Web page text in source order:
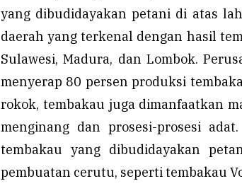
yang dibudidayakan petani di atas
daerah yang terkenal dengan hasil
Sulawesi, Madura, dan Lombok.
menyerap 80 persen produksi
rokok, tembakau juga dimanfaatkan
menginang dan prosesi-prosesi
tembakau yang dibudidayakan
pembuatan cerutu, seperti tembakau